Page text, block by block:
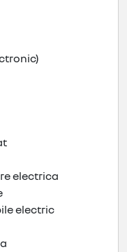
electrica
electric